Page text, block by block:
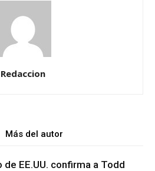
Redaccion
Más del autor
de EE.UU. confirma a Todd